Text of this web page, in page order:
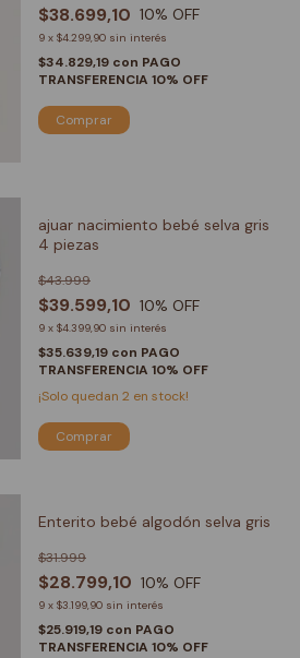
$38.699,10 10% OFF
9 x $4.299,90 sin interés
$34.829,19 con PAGO
TRANSFERENCIA 10% OFF
Comprar
ajuar nacimiento bebé selva gris
4 piezas
$39.599,10
$43.999
10% OFF
9 x $4.399,90 sin interés
$35.639,19 con PAGO
TRANSFERENCIA 10% OFF
¡Solo quedan 2 en stock!
Comprar
Enterito bebé algodón selva gris
$28.799,10
$31.999
10% OFF
9 x $3.199,90 sin interés
$25.919,19 con PAGO
TRANSFERENCIA 10% OFF